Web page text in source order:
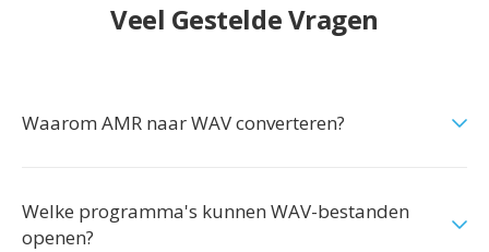
Veel Gestelde Vragen
Waarom AMR naar WAV converteren?
Welke programma's kunnen WAV-bestanden
openen?